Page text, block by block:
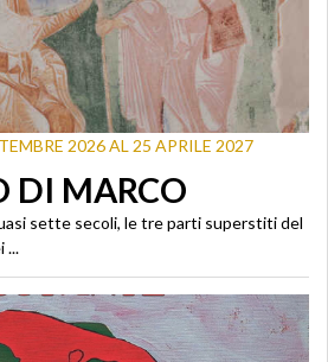
2026 AL 25 APRILE 2027
DI MARCO
sette secoli, le tre parti superstiti del
...